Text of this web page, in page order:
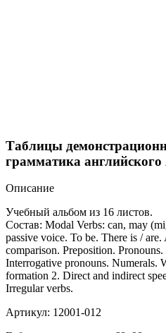
Таблицы
грамматика
Описание
Учебный альбом из 16 листов.
Состав: Modal Verbs: can, may
passive voice. To be. There is /
comparison. Preposition.
Interrogative pronouns. Numerals.
formation 2. Direct and indirect
Irregular verbs.
Артикул: 12001-012